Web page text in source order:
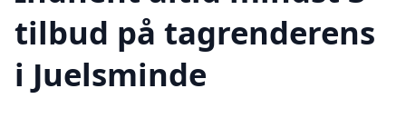
tilbud på tagrenderens
i Juelsminde